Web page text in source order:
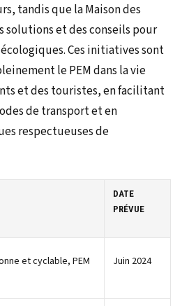
tandis que la Maison des
solutions et des conseils pour
Ces initiatives sont
le PEM dans la vie
et des touristes, en facilitant
de transport et en
respectueuses de
DATE
PRÉVUE
et cyclable, PEM Juin 2024